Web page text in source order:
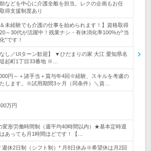
などを中心に介護全般を担当。レクの企画もお任
得支援制度あり
＆未経験でも介護の仕事を始められます！】資格取得
～30代が活躍中！残業ナシ・有休消化率100%が“当
”です！
なし／UIターン歓迎】 ▼ひだまりの家 大江 愛知県名
起町1丁目33番地 ※…
円～＋諸手当＋賞与年4回※経験、スキルを考慮の
たします。※試用期間3ヶ月（同条件）＼資…
万円
変形労働時間制（週平均40時間以内）★基本定時退
あっても月1時間ほどです！【…
週休2日制（シフト制）* 月8日休み※希望休は月2回